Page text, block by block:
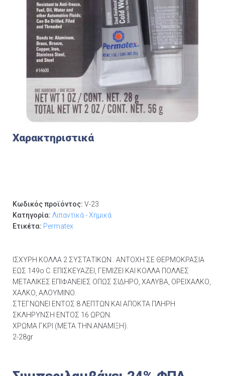
Χαρακτηριστικά
Κωδικός προϊόντος: V-23
Κατηγορία: Λιπαντικά - Χημικά
Ετικέτα: Permatex
ΙΣΧΥΡΗ ΚΟΛΛΑ 2 ΣΥΣΤΑΤΙΚΩΝ . ΑΝΤΟΧΗ ΣΕ ΘΕΡΜΟΚΡΑΣΙΑ
ΕΩΣ 149ο C. ΕΠΙΣΚΕΥΑΖΕΙ, ΓΕΜΙΖΕΙ ΚΑΙ ΚΟΛΛΑ ΠΟΛΛΕΣ
ΜΕΤΑΛΙΚΕΣ ΕΠΙΦΑΝΕΙΕΣ ΟΠΩΣ ΣΙΔΗΡΟ, ΧΑΛΥΒΑ, ΟΡΕΙΧΑΛΚΟ,
ΧΑΛΚΟ, ΑΛΟΥΜΙΝΟ.
ΣΤΕΓΝΩΝΕΙ ΕΝΤΟΣ 8 ΛΕΠΤΩΝ ΚΑΙ ΑΠΟΚΤΑ ΠΛΗΡΗ
ΣΚΛΗΡΥΝΣΗ ΕΝΤΟΣ 16 ΩΡΩΝ.
ΧΡΩΜΑ ΓΚΡΙ (ΜΕΤΑ ΤΗΝ ΑΝΑΜΙΞΗ).
2-28gr